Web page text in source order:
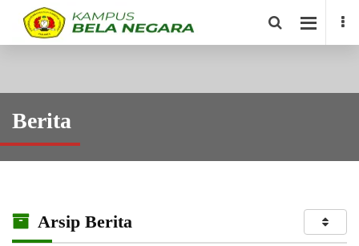
Berita
Arsip Berita